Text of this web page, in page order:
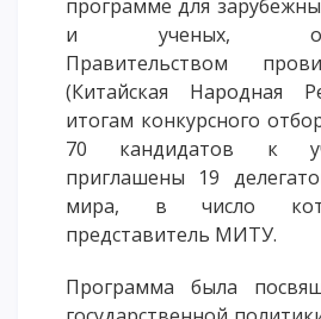
программе для
и ученых,
Правительством
(Китайская Народная
итогам конкурсного
70 кандидатов к
приглашены 19
мира, в число
представитель МИТУ.
Программа была